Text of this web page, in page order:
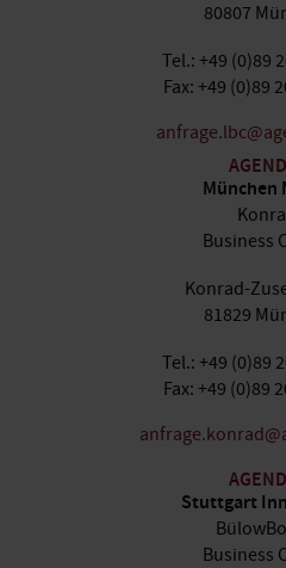
80807
Tel.: +49 (0)89
Fax: +49 (0)89
München
Business
Konrad-
81829
Tel.: +49 (0)89
Fax: +49 (0)89
Stuttgart
Business